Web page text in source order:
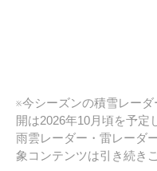
※今シーズンの積雪レー
開は2026年10月頃を予定
雨雲レーダー・雷レーダ
象コンテンツは引き続き